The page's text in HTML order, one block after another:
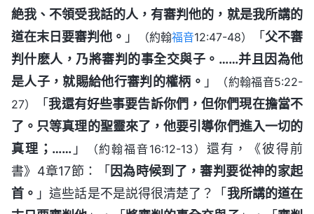
絶我、不領受我話的人，有審判他的，就是我所講的
道在末日要審判他。 」 （約翰福音12:47-48） 「父不審
判什麽人，乃將審判的事全交與子。……并且因為他
是人子，就賜給他行審判的權柄。 」
（約翰福音5:22-
27）
「我還有好些事要告訴你們，但你們現在擔當不
了。只等真理的聖靈來了，他要引導你們進入一切的
真理；……」 （約翰福音16:12-13） 還有，《彼得前
書》4章17節：「因為時候到了，審判要從神的家起
首。 」這些話是不是説得很清楚了？「我所講的道在